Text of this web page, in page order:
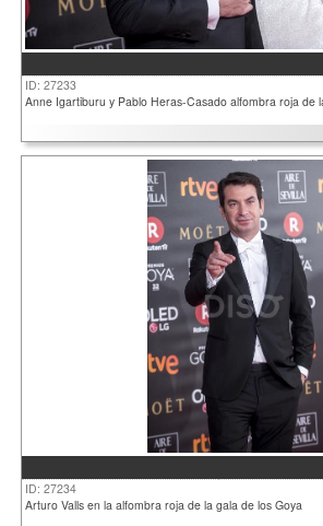
ID: 27233
Anne Igartiburu y Pablo Heras-Casado alfombra roja de
ID: 27234
Arturo Valls en la alfombra roja de la gala de los Goya